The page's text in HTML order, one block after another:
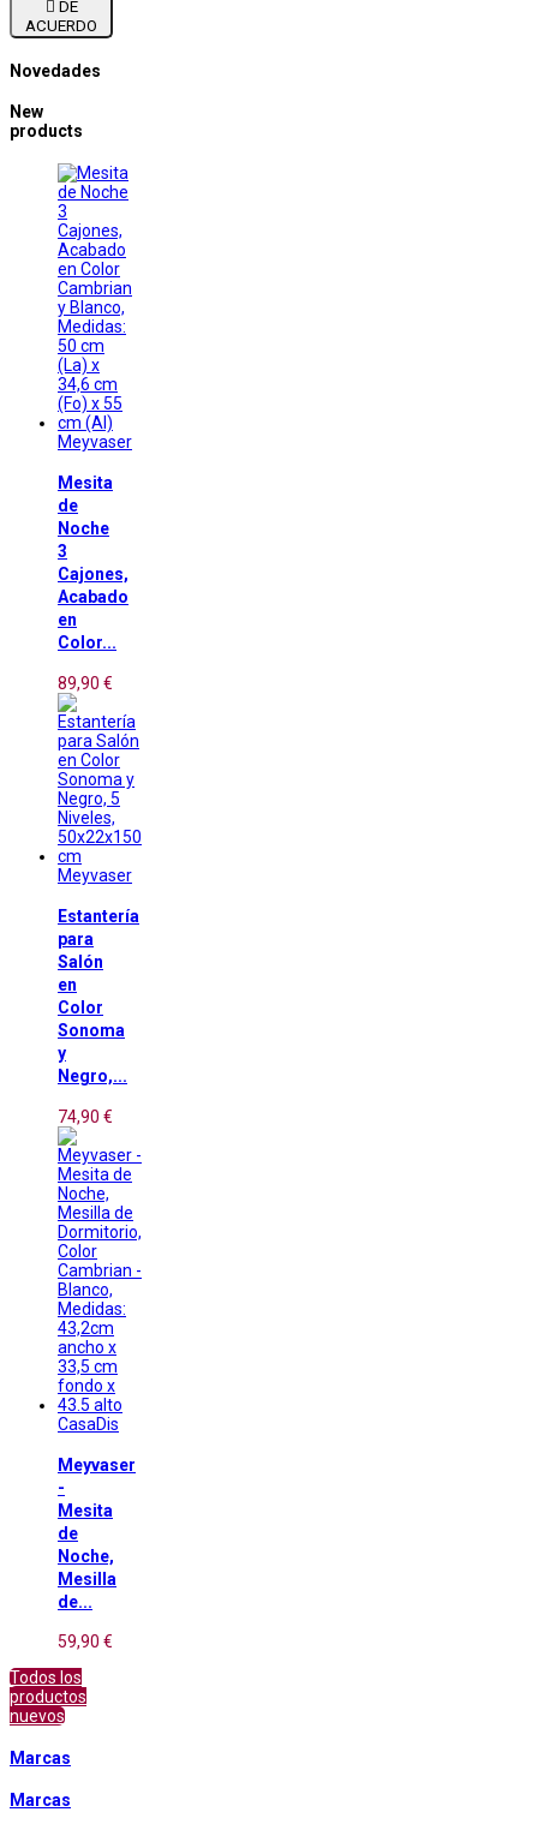

ACUERDO
Novedades
New
products
Meyvaser
Mesita
de
Noche
3
Cajones,
Acabado
en
Color...
89,90 €
Meyvaser
Estantería
para
Salón
en
Color
Sonoma
y
Negro,...
74,90 €
CasaDis
Meyvaser
-
Mesita
de
Noche,
Mesilla
de...
59,90 €
Todos los
productos
nuevos
Marcas
Marcas